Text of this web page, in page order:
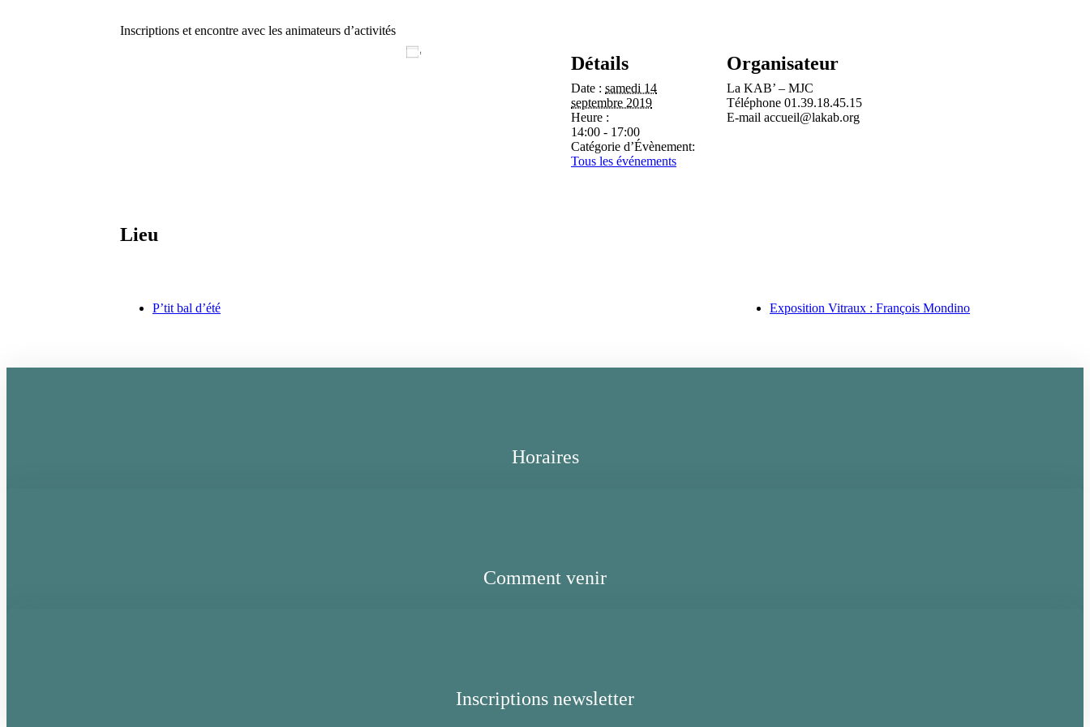
Inscriptions et encontre avec les animateurs d’activités
Détails
Date : samedi 14
septembre 2019
Heure :
14:00 - 17:00
Catégorie d’Évènement:
Tous les événements
Organisateur
La KAB’ – MJC
Téléphone 01.39.18.45.15
E-mail accueil@lakab.org
Lieu
P’tit bal d’été Exposition Vitraux : François Mondino
Horaires
Comment venir
Inscriptions newsletter